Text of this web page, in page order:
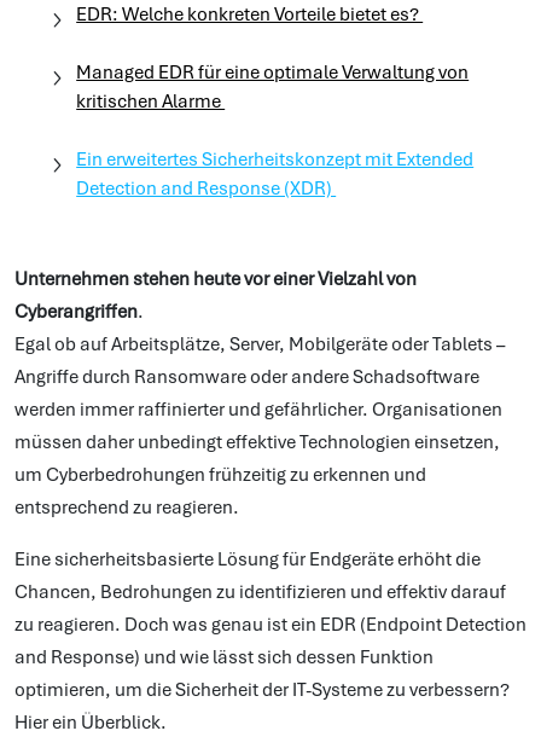
EDR: Welche konkreten Vorteile bietet es?
Managed EDR für eine optimale Verwaltung von
kritischen Alarme
Ein erweitertes Sicherheitskonzept mit Extended
Detection and Response (XDR)
Unternehmen stehen heute vor einer Vielzahl von
Cyberangriffen.
Egal ob auf Arbeitsplätze, Server, Mobilgeräte oder Tablets –
Angriffe durch Ransomware oder andere Schadsoftware
werden immer raffinierter und gefährlicher. Organisationen
müssen daher unbedingt effektive Technologien einsetzen,
um Cyberbedrohungen frühzeitig zu erkennen und
entsprechend zu reagieren.
Eine sicherheitsbasierte Lösung für Endgeräte erhöht die
Chancen, Bedrohungen zu identifizieren und effektiv darauf
zu reagieren. Doch was genau ist ein EDR (Endpoint Detection
and Response) und wie lässt sich dessen Funktion
optimieren, um die Sicherheit der IT-Systeme zu verbessern?
Hier ein Überblick.